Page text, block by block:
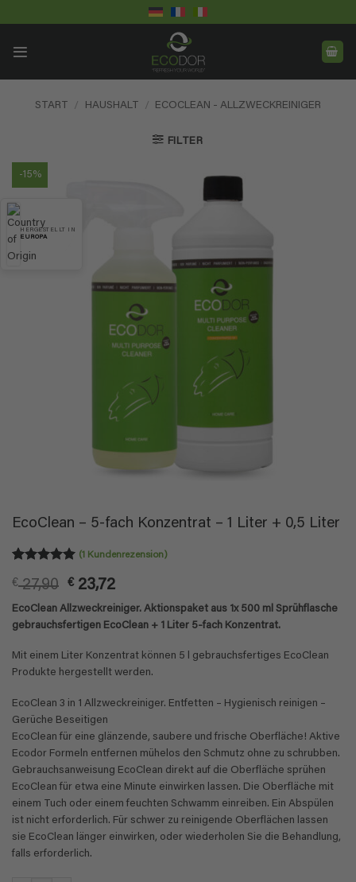
to
START / HAUSHALT / ECOCLEAN - ALLZWECKREINIGER
FILTER
-15%
HERGESTELLT IN
EUROPA
EcoClean – 5-fach Konzentrat – 1 Liter + 0,5 Liter
mit5von
auf
Kundenbewertung
(1 Kundenrezension)
€27,90 Ursprünglicher
Preis
war:
€ 27,90
€ 23,72Aktueller
Preis
ist:
€ 23,72.
EcoClean Allzweckreiniger. Aktionspaket aus 1x 500 ml Sprühflasche
gebrauchsfertigen EcoClean + 1 Liter 5-fach Konzentrat.
Mit einem Liter Konzentrat können 5 l gebrauchsfertiges EcoClean
Produkte hergestellt werden.
EcoClean 3 in 1 Allzweckreiniger. Entfetten – Hygienisch reinigen –
Gerüche Beseitigen
​EcoClean für eine glänzende, saubere und frische Oberfläche! Aktive
Ecodor Formeln entfernen mühelos den Schmutz ohne zu schrubben.
Gebrauchsanweisung EcoClean direkt auf die Oberfläche sprühen
EcoClean für etwa eine Minute einwirken lassen. Die Oberfläche mit
einem Tuch oder einem feuchten Schwamm einreiben. Ein Abspülen
ist nicht erforderlich. Für schwer zu reinigende Oberflächen lassen
sie EcoClean länger einwirken, oder wiederholen Sie die Behandlung,
falls erforderlich.